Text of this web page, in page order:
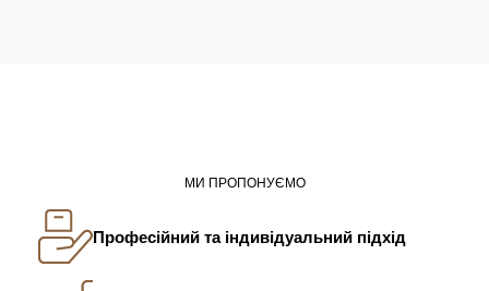
МИ ПРОПОНУЄМО
Професійний та індивідуальний підхід